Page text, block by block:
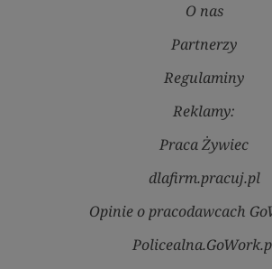
O nas
Partnerzy
Regulaminy
Reklamy:
Praca Żywiec
dlafirm.pracuj.pl
Opinie o pracodawcach